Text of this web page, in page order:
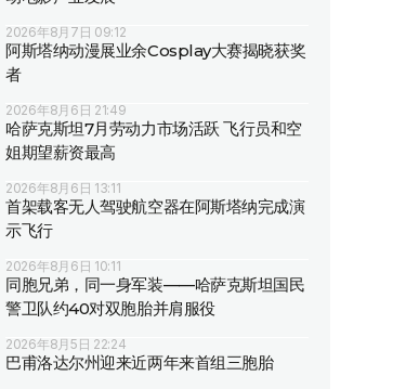
2026年8月7日 09:12
阿斯塔纳动漫展业余Cosplay大赛揭晓获奖
者
2026年8月6日 21:49
哈萨克斯坦7月劳动力市场活跃 飞行员和空
姐期望薪资最高
2026年8月6日 13:11
首架载客无人驾驶航空器在阿斯塔纳完成演
示飞行
2026年8月6日 10:11
同胞兄弟，同一身军装——哈萨克斯坦国民
警卫队约40对双胞胎并肩服役
2026年8月5日 22:24
巴甫洛达尔州迎来近两年来首组三胞胎